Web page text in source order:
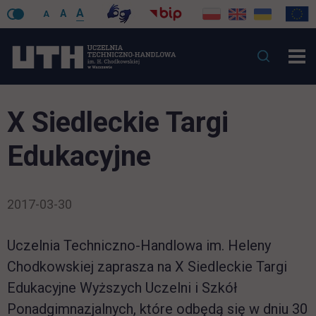
A A A
X Siedleckie Targi
Edukacyjne
2017-03-30
Uczelnia Techniczno-Handlowa im. Heleny
Chodkowskiej zaprasza na X Siedleckie Targi
Edukacyjne Wyższych Uczelni i Szkół
Ponadgimnazjalnych, które odbędą się w dniu 30